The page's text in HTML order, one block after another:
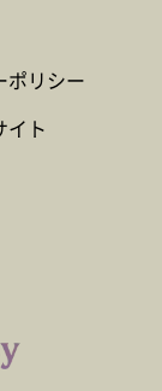
ポリシー
イト